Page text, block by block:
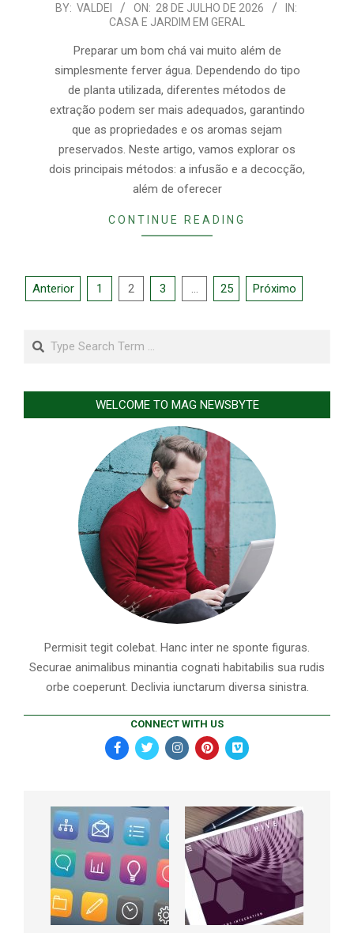
2026-
BY: VALDEI ON: 28 DE JULHO DE 2026
IN:
CASA E JARDIM EM GERAL
Preparar um bom chá vai muito além de
simplesmente ferver água. Dependendo do tipo
de planta utilizada, diferentes métodos de
extração podem ser mais adequados, garantindo
que as propriedades e os aromas sejam
preservados. Neste artigo, vamos explorar os
dois principais métodos: a infusão e a decocção,
além de oferecer
CONTINUE READING
Paginação
posts
Anterior 1 2 3 … 25 Próximo
Search
WELCOME TO MAG NEWSBYTE
Permisit tegit colebat. Hanc inter ne sponte figuras.
Securae animalibus minantia cognati habitabilis sua rudis
orbe coeperunt. Declivia iunctarum diversa sinistra.
CONNECT WITH US